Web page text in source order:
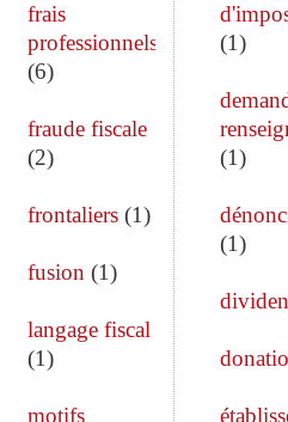
frais
professionnels
(6)
fraude fiscale
(2)
frontaliers(1)
fusion (1)
langage fiscal
(1)
motifs
(1)
(1)
(1)